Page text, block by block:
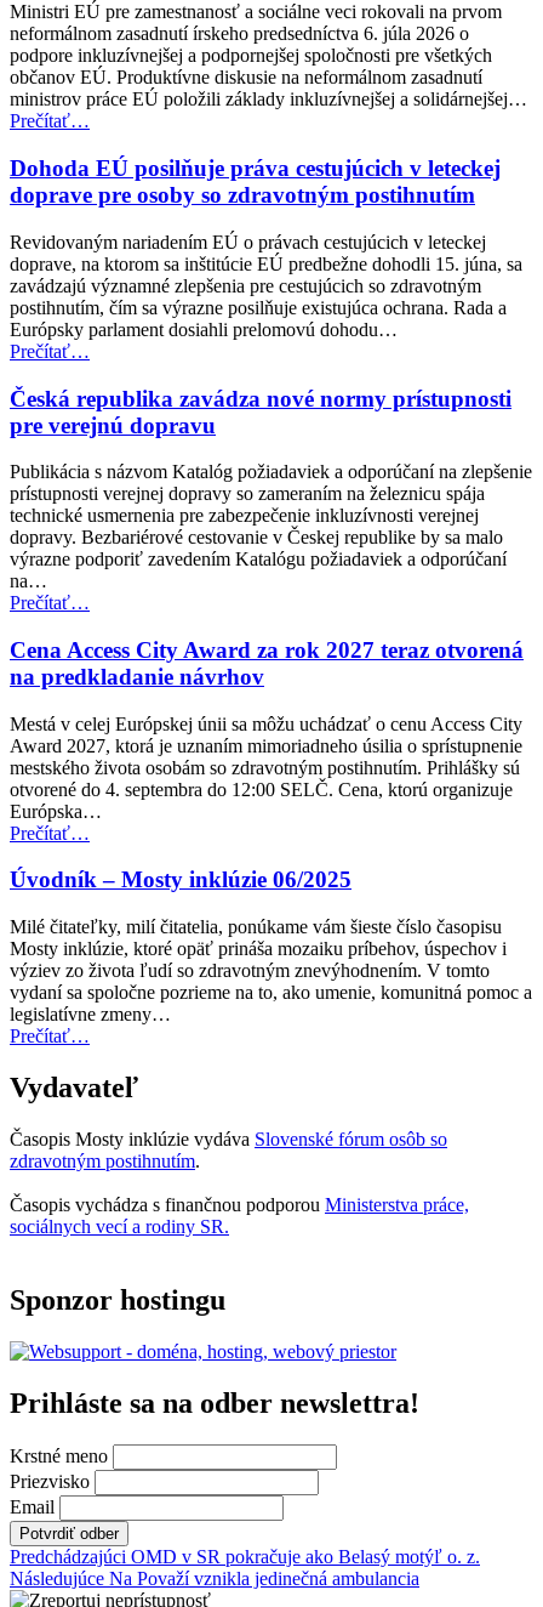
Ministri EÚ pre zamestnanosť a sociálne veci rokovali na prvom
neformálnom zasadnutí írskeho predsedníctva 6. júla 2026 o
podpore inkluzívnejšej a podpornejšej spoločnosti pre všetkých
občanov EÚ. Produktívne diskusie na neformálnom zasadnutí
ministrov práce EÚ položili základy inkluzívnejšej a solidárnejšej…
Prečítať“Neformálne
ministrov
pre
zamestnanosť
sociálne
veci
(EPSCO)”
…
Dohoda EÚ posilňuje práva cestujúcich v leteckej
doprave pre osoby so zdravotným postihnutím
Revidovaným nariadením EÚ o právach cestujúcich v leteckej
doprave, na ktorom sa inštitúcie EÚ predbežne dohodli 15. júna, sa
zavádzajú významné zlepšenia pre cestujúcich so zdravotným
postihnutím, čím sa výrazne posilňuje existujúca ochrana. Rada a
Európsky parlament dosiahli prelomovú dohodu…
Prečítať“Dohoda
posilňuje
práva
cestujúcich
leteckej
doprave
pre
osoby
so
zdravotným
postihnutím”
…
Česká republika zavádza nové normy prístupnosti
pre verejnú dopravu
Publikácia s názvom Katalóg požiadaviek a odporúčaní na zlepšenie
prístupnosti verejnej dopravy so zameraním na železnicu spája
technické usmernenia pre zabezpečenie inkluzívnosti verejnej
dopravy. Bezbariérové cestovanie v Českej republike by sa malo
výrazne podporiť zavedením Katalógu požiadaviek a odporúčaní
na…
Prečítať“Česká
zavádza
nové
normy
pre
verejnú
dopravu”
…
Cena Access City Award za rok 2027 teraz otvorená
na predkladanie návrhov
Mestá v celej Európskej únii sa môžu uchádzať o cenu Access City
Award 2027, ktorá je uznaním mimoriadneho úsilia o sprístupnenie
mestského života osobám so zdravotným postihnutím. Prihlášky sú
otvorené do 4. septembra do 12:00 SELČ. Cena, ktorú organizuje
Európska…
Prečítať“Cena
City
za
rok
2027
teraz
otvorená
na
predkladanie
návrhov”
…
Úvodník – Mosty inklúzie 06/2025
Milé čitateľky, milí čitatelia, ponúkame vám šieste číslo časopisu
Mosty inklúzie, ktoré opäť prináša mozaiku príbehov, úspechov i
výziev zo života ľudí so zdravotným znevýhodnením. V tomto
vydaní sa spoločne pozrieme na to, ako umenie, komunitná pomoc a
legislatívne zmeny…
Prečítať“Úvodník
Mosty
inklúzie
…
Vydavateľ
Časopis Mosty inklúzie vydáva Slovenské fórum osôb so
zdravotným postihnutím.
Časopis vychádza s finančnou podporou Ministerstva práce,
sociálnych vecí a rodiny SR.
Sponzor hostingu
Prihláste sa na odber newslettra!
Krstné meno
Priezvisko
Email
Navigácia
v
Predchádzajúci OMD v SR pokračuje ako Belasý motýľ o. z.
Následujúce Na Považí vznikla jedinečná ambulancia